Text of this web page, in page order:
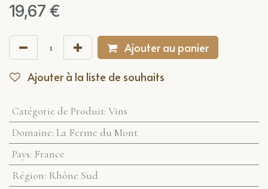
19,67 €
Ajouter au panier
Ajouter à la liste de souhaits
Catégorie de Produit: Vins
Domaine: La Ferme du Mont
Pays: France
Région: Rhône Sud